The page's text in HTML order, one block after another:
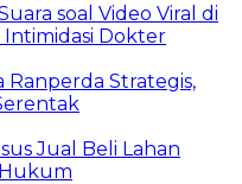
soal Video Viral di
Intimidasi Dokter
Strategis,
Jual Beli Lahan